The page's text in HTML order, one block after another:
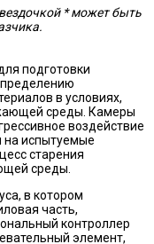
* может быть
подготовки
в условиях,
среды. Камеры
воздействие
испытуемые
старения
среды.
в котором
часть,
контроллер
элемент,